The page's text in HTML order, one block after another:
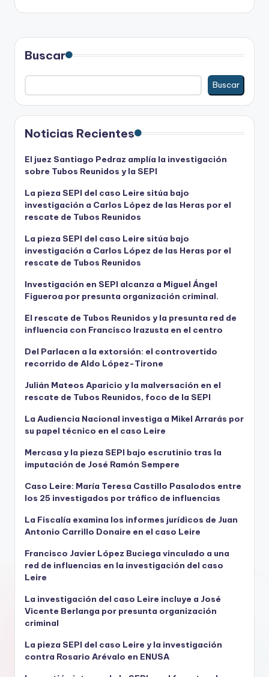
Buscar
Buscar
Noticias Recientes
El juez Santiago Pedraz amplía la investigación
sobre Tubos Reunidos y la SEPI
La pieza SEPI del caso Leire sitúa bajo
investigación a Carlos López de las Heras por el
rescate de Tubos Reunidos
La pieza SEPI del caso Leire sitúa bajo
investigación a Carlos López de las Heras por el
rescate de Tubos Reunidos
Investigación en SEPI alcanza a Miguel Ángel
Figueroa por presunta organización criminal.
El rescate de Tubos Reunidos y la presunta red de
influencia con Francisco Irazusta en el centro
Del Parlacen a la extorsión: el controvertido
recorrido de Aldo López-Tirone
Julián Mateos Aparicio y la malversación en el
rescate de Tubos Reunidos, foco de la SEPI
La Audiencia Nacional investiga a Mikel Arrarás por
su papel técnico en el caso Leire
Mercasa y la pieza SEPI bajo escrutinio tras la
imputación de José Ramón Sempere
Caso Leire: María Teresa Castillo Pasalodos entre
los 25 investigados por tráfico de influencias
La Fiscalía examina los informes jurídicos de Juan
Antonio Carrillo Donaire en el caso Leire
Francisco Javier López Buciega vinculado a una
red de influencias en la investigación del caso
Leire
La investigación del caso Leire incluye a José
Vicente Berlanga por presunta organización
criminal
La pieza SEPI del caso Leire y la investigación
contra Rosario Arévalo en ENUSA